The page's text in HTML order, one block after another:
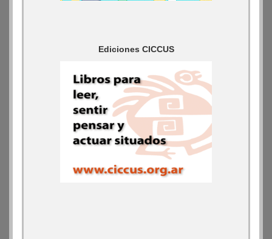
Ediciones CICCUS